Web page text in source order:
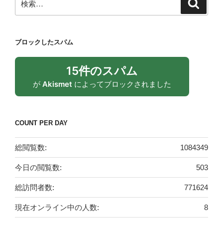
索:
ブロックしたスパム
15件のスパム
が Akismet によってブロックされました
COUNT PER DAY
1084349
総閲覧数:
503
今日の閲覧数:
771624
総訪問者数:
8
現在オンライン中の人数: